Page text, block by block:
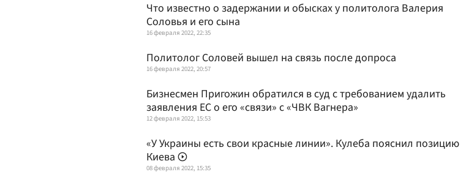
Что известно о задержании и обысках у политолога Валерия
Соловья и его сына
16 февраля 2022, 22:35
Политолог Соловей вышел на связь после допроса
16 февраля 2022, 20:57
Бизнесмен Пригожин обратился в суд с требованием удалить
заявления ЕС о его «связи» с «ЧВК Вагнера»
12 февраля 2022, 15:53
«У Украины есть свои красные линии». Кулеба пояснил позицию
Киева
08 февраля 2022, 15:35